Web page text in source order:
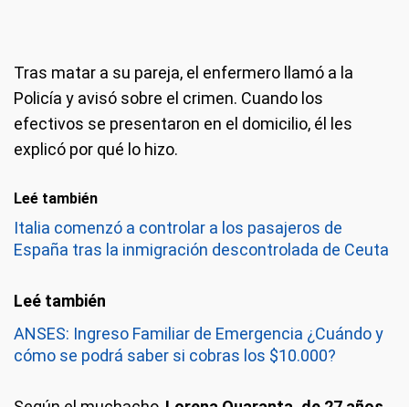
Tras matar a su pareja, el enfermero llamó a la
Policía y avisó sobre el crimen. Cuando los
efectivos se presentaron en el domicilio, él les
explicó por qué lo hizo.
Leé también
Italia comenzó a controlar a los pasajeros de
España tras la inmigración descontrolada de Ceuta
ANSES: Ingreso Familiar de Emergencia ¿Cuándo y
cómo se podrá saber si cobras los $10.000?